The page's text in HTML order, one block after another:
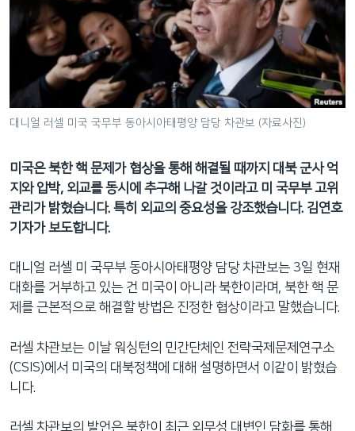
이
션
로
이
동
검
으
로
이
대니얼 러셀 미국 국무부 동아시아태평양 담당 차관보 (자료사진)
미국은 북한 핵 문제가 협상을 통해 해결될 때까지 대북 군사 억
지와 압박, 외교를 동시에 추구해 나갈 것이라고 미 국무부 고위
관리가 밝혔습니다. 특히 외교의 중요성을 강조했습니다. 김연호
기자가 보도합니다.
대니얼 러셀 미 국무부 동아시아태평양 담당 차관보는 3일 현재
대화를 거부하고 있는 건 미국이 아니라 북한이라며, 북한 핵 문
제를 근본적으로 해결할 방법은 진정한 협상이라고 말했습니다.
러셀 차관보는 이날 워싱턴의 민간단체인 전략국제문제연구소
(CSIS)에서 미국의 대북정책에 대해 설명하면서 이같이 밝혔습
니다.
러셀 차관보의 발언은 북한이 최근 외무성 대변인 담화를 통해